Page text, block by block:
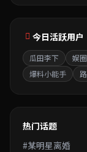
今日活跃用户
瓜田李下 娱
爆料小能手
热门话题
#某明星离婚